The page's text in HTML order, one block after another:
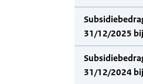
31/12/2025
31/12/2024